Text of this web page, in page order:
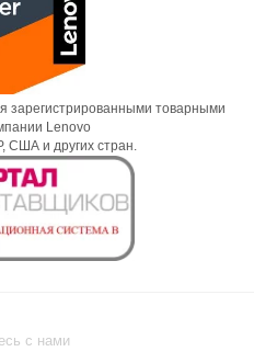
зарегистрированными товарными
Lenovo
США и других стран.
с нами